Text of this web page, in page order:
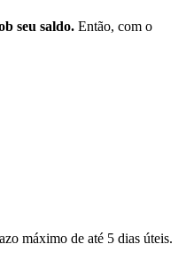
seu saldo. Então, com o
máximo de até 5 dias úteis.